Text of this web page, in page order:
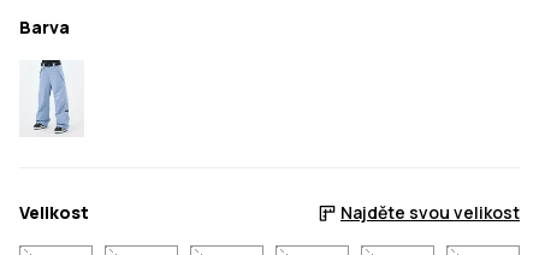
Barva
Velikost Najděte svou velikost